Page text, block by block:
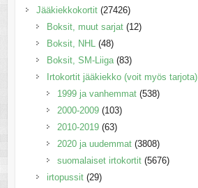
Jääkiekkokortit (27426)
Boksit, muut sarjat (12)
Boksit, NHL (48)
Boksit, SM-Liiga (83)
Irtokortit jääkiekko (voit myös tarjota)
1999 ja vanhemmat (538)
2000-2009 (103)
2010-2019 (63)
2020 ja uudemmat (3808)
suomalaiset irtokortit (5676)
irtopussit (29)